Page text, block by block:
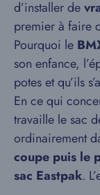
d’installer de
premier à faire
Pourquoi le
son enfance,
potes et qu’ils
En ce qui
travaille le sac
ordinairement
coupe puis le
sac Eastpak.